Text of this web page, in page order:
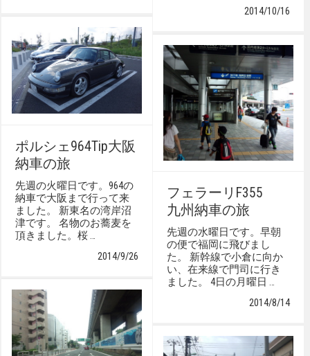
2014/10/16
ポルシェ964Tip大阪
納車の旅
先週の火曜日です。964の
納車で大阪まで行って来
ました。 新東名の湾岸沼
津です。 名物のお蕎麦を
頂きました。桜 …
2014/9/26
フェラーリF355
九州納車の旅
先週の水曜日です。早朝
の便で福岡に飛びまし
た。 新幹線で小倉に向か
い、在来線で門司に行き
ました。 4日の月曜日 …
2014/8/14